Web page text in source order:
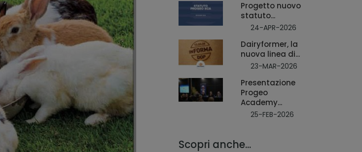
Progetto nuovo
statuto...
24-APR-2026
Dairyformer, la
nuova linea di...
23-MAR-2026
Presentazione
Progeo
Academy...
25-FEB-2026
Scopri anche...